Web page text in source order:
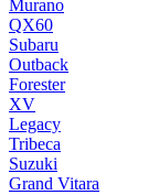
Murano
QX60
Subaru
Outback
Forester
XV
Legacy
Tribeca
Suzuki
Grand Vitara